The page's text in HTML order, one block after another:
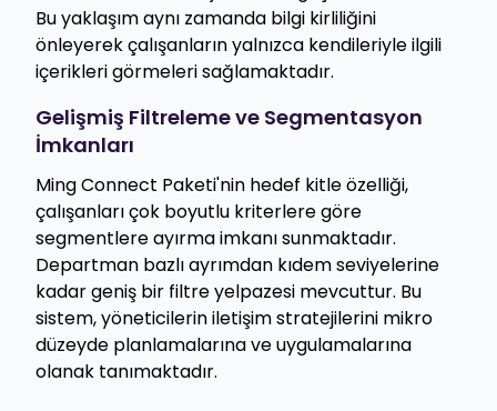
Bu yaklaşım aynı zamanda bilgi kirliliğini
önleyerek çalışanların yalnızca kendileriyle ilgili
içerikleri görmeleri sağlamaktadır.
Gelişmiş Filtreleme ve Segmentasyon
İmkanları
Ming Connect Paketi'nin hedef kitle özelliği,
çalışanları çok boyutlu kriterlere göre
segmentlere ayırma imkanı sunmaktadır.
Departman bazlı ayrımdan kıdem seviyelerine
kadar geniş bir filtre yelpazesi mevcuttur. Bu
sistem, yöneticilerin iletişim stratejilerini mikro
düzeyde planlamalarına ve uygulamalarına
olanak tanımaktadır.